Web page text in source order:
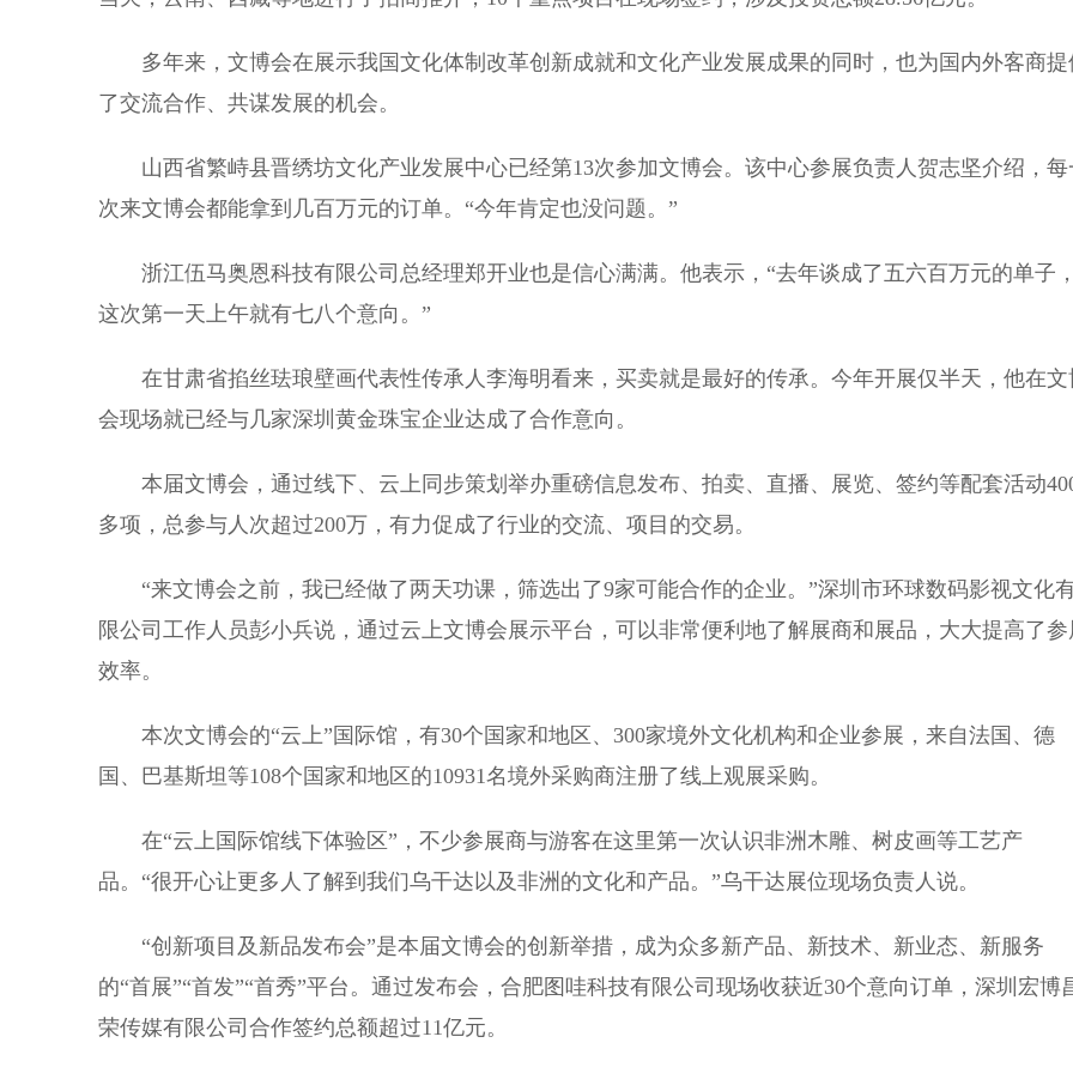
多年来，文博会在展示我国文化体制改革创新成就和文化产业发展成果的同时，也为国内外客商提
了交流合作、共谋发展的机会。
山西省繁峙县晋绣坊文化产业发展中心已经第13次参加文博会。该中心参展负责人贺志坚介绍，每
次来文博会都能拿到几百万元的订单。“今年肯定也没问题。”
浙江伍马奥恩科技有限公司总经理郑开业也是信心满满。他表示，“去年谈成了五六百万元的单子，
这次第一天上午就有七八个意向。”
在甘肃省掐丝珐琅壁画代表性传承人李海明看来，买卖就是最好的传承。今年开展仅半天，他在文
会现场就已经与几家深圳黄金珠宝企业达成了合作意向。
本届文博会，通过线下、云上同步策划举办重磅信息发布、拍卖、直播、展览、签约等配套活动
多项，总参与人次超过200万，有力促成了行业的交流、项目的交易。
“来文博会之前，我已经做了两天功课，筛选出了9家可能合作的企业。”深圳市环球数码影视文化
限公司工作人员彭小兵说，通过云上文博会展示平台，可以非常便利地了解展商和展品，大大提高了参
效率。
本次文博会的“云上”国际馆，有30个国家和地区、300家境外文化机构和企业参展，来自法国、德
国、巴基斯坦等108个国家和地区的10931名境外采购商注册了线上观展采购。
在“云上国际馆线下体验区”，不少参展商与游客在这里第一次认识非洲木雕、树皮画等工艺产
品。“很开心让更多人了解到我们乌干达以及非洲的文化和产品。”乌干达展位现场负责人说。
“创新项目及新品发布会”是本届文博会的创新举措，成为众多新产品、新技术、新业态、新服务
的“首展”“首发”“首秀”平台。通过发布会，合肥图哇科技有限公司现场收获近30个意向订单，深圳宏博
荣传媒有限公司合作签约总额超过11亿元。